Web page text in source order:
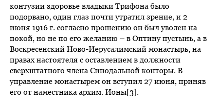
контузии здоровье владыки Трифона было
подорвано, один глаз почти утратил зрение, и 2
июня 1916 г. согласно прошению он был уволен на
покой, но не по его желанию – в Оптину пустынь, а в
Воскресенский Ново-Иерусалимский монастырь, на
правах настоятеля с оставлением в должности
сверхштатного члена Синодальной конторы. В
управление монастырем он вступил 27 июня, приняв
его от наместника архим. Ионы[3].